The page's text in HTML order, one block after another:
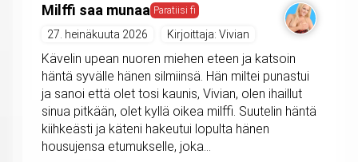
Milffi saa munaa Paratiisi fi
27. heinäkuuta 2026 Kirjoittaja: Vivian
Kävelin upean nuoren miehen eteen ja katsoin
häntä syvälle hänen silmiinsä. Hän miltei punastui
ja sanoi että olet tosi kaunis, Vivian, olen ihaillut
sinua pitkään, olet kyllä oikea milffi. Suutelin häntä
kiihkeästi ja käteni hakeutui lopulta hänen
housujensa etumukselle, joka...